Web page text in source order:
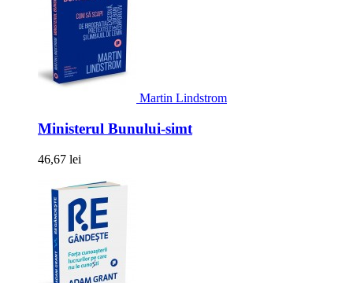
Martin Lindstrom
Ministerul Bunului-simt
46,67 lei